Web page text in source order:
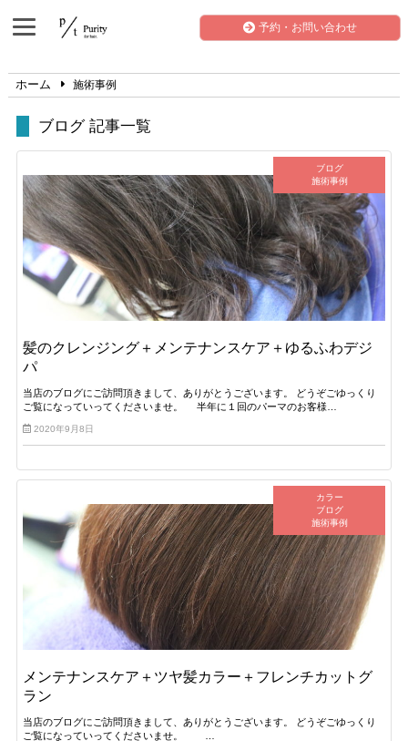
予約・お問い合わせ
ホーム 施術事例
ブログ 記事一覧
ブログ
施術事例
髪のクレンジング＋メンテナンスケア＋ゆるふわデジ
パ
当店のブログにご訪問頂きまして、ありがとうございます。 どうぞごゆっくり
ご覧になっていってくださいませ。 半年に１回のパーマのお客様…
2020年9月8日
カラー
ブログ
施術事例
メンテナンスケア＋ツヤ髪カラー＋フレンチカットグ
ラン
当店のブログにご訪問頂きまして、ありがとうございます。 どうぞごゆっくり
ご覧になっていってくださいませ。 …